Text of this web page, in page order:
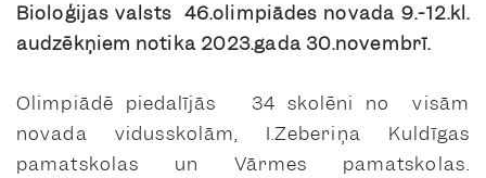
Bioloģijas valsts 46.olimpiādes novada 9.-12.kl.
audzēkņiem notika 2023.gada 30.novembrī.
Olimpiādē piedalījās 34 skolēni no visām
novada vidusskolām, I.Zeberiņa Kuldīgas
pamatskolas un Vārmes pamatskolas.